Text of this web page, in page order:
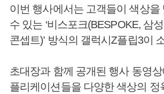
이번 행사에서는 고객들이 색상을
수 있는 ‘비스포크(BESPOKE, 삼
콘셉트)’ 방식의 갤럭시Z플립3이
초대장과 함께 공개된 행사 동영
플리케이션들을 다양한 색상의